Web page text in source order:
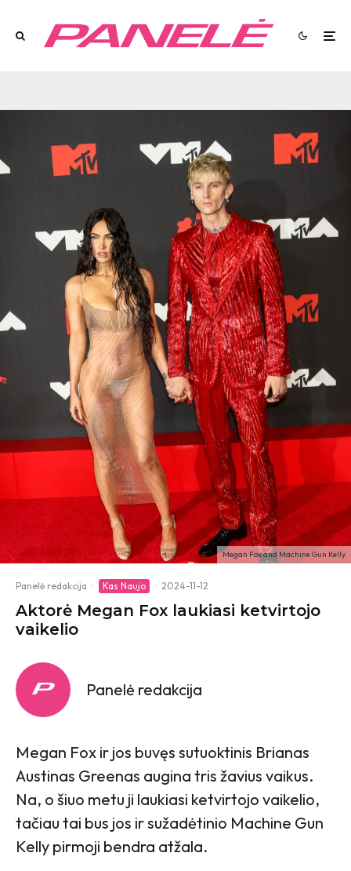
Megan Fox and Machine Gun Kelly
Panelė redakcija · Kas Naujo · 2024-11-12
Aktorė Megan Fox laukiasi ketvirtojo
vaikelio
Panelė redakcija
Megan Fox ir jos buvęs sutuoktinis Brianas
Austinas Greenas augina tris žavius vaikus.
Na, o šiuo metu ji laukiasi ketvirtojo vaikelio,
tačiau tai bus jos ir sužadėtinio Machine Gun
Kelly pirmoji bendra atžala.